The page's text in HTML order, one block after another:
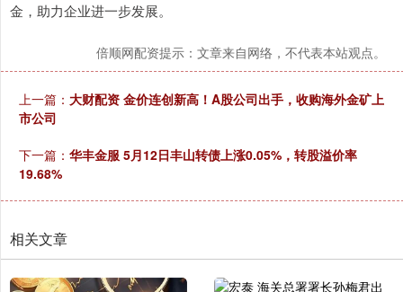
金，助力企业进一步发展。
倍顺网配资提示：文章来自网络，不代表本站观点。
上一篇： 大财配资 金价连创新高！A股公司出手，收购海外金矿上
市公司
下一篇： 华丰金服 5月12日丰山转债上涨0.05%，转股溢价率
19.68%
相关文章